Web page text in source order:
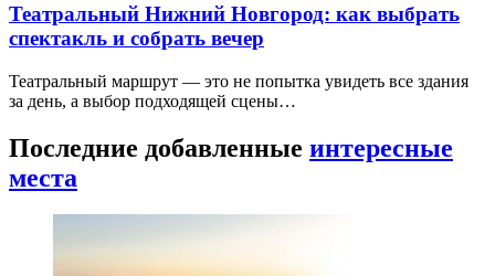
Театральный Нижний Новгород: как выбрать
спектакль и собрать вечер
Театральный маршрут — это не попытка увидеть все здания
за день, а выбор подходящей сцены…
Последние добавленные интересные
места